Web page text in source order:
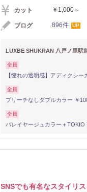
カット ￥1,000～
ブログ 896件 UP
LUXBE SHUKRAN 八戸ノ里駅
全員
【憧れの透明感】アディクシー
全員
ブリーチなしダブルカラー ￥
全員
バレイヤージュカラー＋
SNSでも有名なスタイリ